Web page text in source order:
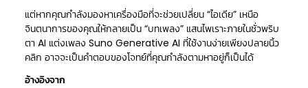
แต่หากคุณกำลังมองหาเครื่องมือที่จะช่วยเปลี่ยน “ไอเดีย” เหนือ
จินตนาการของคุณให้กลายเป็น “บทเพลง” แสนไพเราะภายในชั่วพริบ
ตา AI แต่งเพลง Suno Generative AI ที่ใช้งานง่ายเพียงปลายนิ้ว
คลิก อาจจะเป็นคำตอบของโจทย์ที่คุณกำลังตามหาอยู่ก็เป็นได้
อ้างอิงจาก